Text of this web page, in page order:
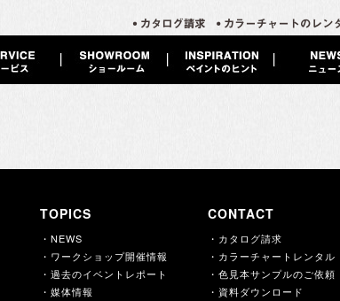
TOPICS
・NEWS
・ワークショップ開催情報
・過去のイベントレポート
・媒体情報
CONTACT
・カタログ請求
・カラーチャートレンタル
・色見本サンプルのご依頼
・資料ダウンロード